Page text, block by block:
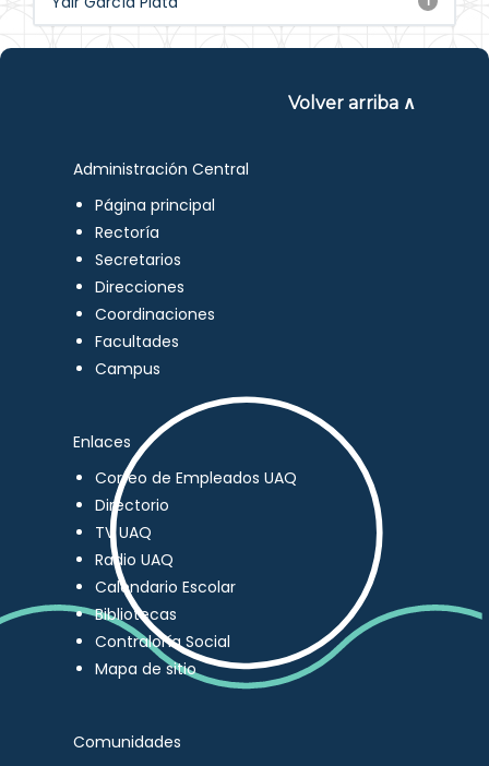
Volver arriba ∧
Administración Central
Página principal
Rectoría
Secretarios
Direcciones
Coordinaciones
Facultades
Campus
Enlaces
Correo de Empleados UAQ
Directorio
TV UAQ
Radio UAQ
Calendario Escolar
Bibliotecas
Contraloría Social
Mapa de sitio
Comunidades